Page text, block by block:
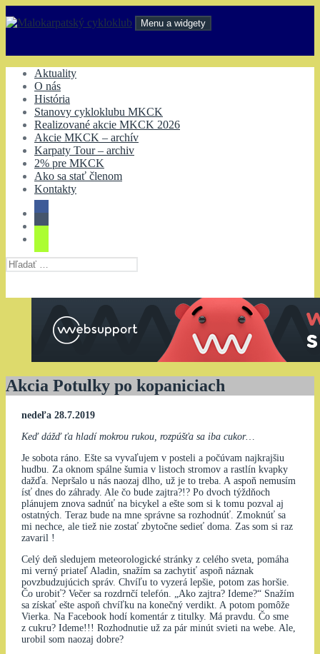
na
Menu a widgety
Aktuality
O nás
História
Stanovy cykloklubu MKCK
Realizované akcie MKCK 2026
Akcie MKCK – archív
Karpaty Tour – archiv
2% pre MKCK
Ako sa stať členom
Kontakty
Hľadať:
Akcia Potulky po kopaniciach
nedeľa 28.7.2019
Keď dážď ťa hladí mokrou rukou, rozpúšťa sa iba cukor…
Je sobota ráno. Ešte sa vyvaľujem v posteli a počúvam najkrajšiu
hudbu. Za oknom spálne šumia v listoch stromov a rastlín kvapky
dažďa. Nepršalo u nás naozaj dlho, už je to treba. A aspoň nemusím
ísť dnes do záhrady. Ale čo bude zajtra?!? Po dvoch týždňoch
plánujem znova sadnúť na bicykel a ešte som si k tomu pozval aj
ostatných. Teraz bude na mne správne sa rozhodnúť. Zmoknúť sa
mi nechce, ale tiež nie zostať zbytočne sedieť doma. Zas som si raz
zavaril !
Celý deň sledujem meteorologické stránky z celého sveta, pomáha
mi verný priateľ Aladin, snažím sa zachytiť aspoň náznak
povzbudzujúcich správ. Chvíľu to vyzerá lepšie, potom zas horšie.
Čo urobiť? Večer sa rozdrnčí telefón. „Ako zajtra? Ideme?“ Snažím
sa získať ešte aspoň chvíľku na konečný verdikt. A potom pomôže
Vierka. Na Facebook hodí komentár z titulky. Má pravdu. Čo sme
z cukru? Ideme!!! Rozhodnutie už za pár minút svieti na webe. Ale,
urobil som naozaj dobre?